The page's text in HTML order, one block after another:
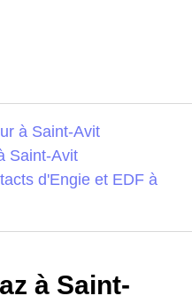
à Saint-Avit
Saint-Avit
d'Engie et EDF à
à Saint-